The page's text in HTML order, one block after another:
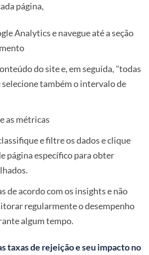
página,
Analytics e navegue até a seção
do site e, em seguida, "todas
selecione também o intervalo de
as métricas
e filtre os dados e clique
página específico para obter
de acordo com os insights e não
regularmente o desempenho
algum tempo.
taxas de rejeição e seu impacto no